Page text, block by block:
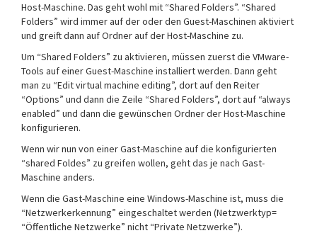
Host-Maschine. Das geht wohl mit “Shared Folders”. “Shared
Folders” wird immer auf der oder den Guest-Maschinen aktiviert
und greift dann auf Ordner auf der Host-Maschine zu.
Um “Shared Folders” zu aktivieren, müssen zuerst die VMware-
Tools auf einer Guest-Maschine installiert werden. Dann geht
man zu “Edit virtual machine editing”, dort auf den Reiter
“Options” und dann die Zeile “Shared Folders”, dort auf “always
enabled” und dann die gewünschen Ordner der Host-Maschine
konfigurieren.
Wenn wir nun von einer Gast-Maschine auf die konfigurierten
“shared Foldes” zu greifen wollen, geht das je nach Gast-
Maschine anders.
Wenn die Gast-Maschine eine Windows-Maschine ist, muss die
“Netzwerkerkennung” eingeschaltet werden (Netzwerktyp=
“Öffentliche Netzwerke” nicht “Private Netzwerke”).